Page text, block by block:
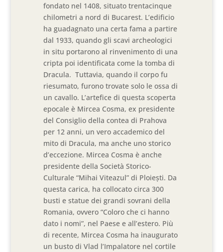
fondato nel 1408, situato trentacinque
chilometri a nord di Bucarest. L’edificio
ha guadagnato una certa fama a partire
dal 1933, quando gli scavi archeologici
in situ portarono al rinvenimento di una
cripta poi identificata come la tomba di
Dracula. Tuttavia, quando il corpo fu
riesumato, furono trovate solo le ossa di
un cavallo. L’artefice di questa scoperta
epocale è Mircea Cosma, ex presidente
del Consiglio della contea di Prahova
per 12 anni, un vero accademico del
mito di Dracula, ma anche uno storico
d’eccezione. Mircea Cosma è anche
presidente della Società Storico-
Culturale “Mihai Viteazul” di Ploiești. Da
questa carica, ha collocato circa 300
busti e statue dei grandi sovrani della
Romania, ovvero “Coloro che ci hanno
dato i nomi”, nel Paese e all’estero. Più
di recente, Mircea Cosma ha inaugurato
un busto di Vlad l’Impalatore nel cortile